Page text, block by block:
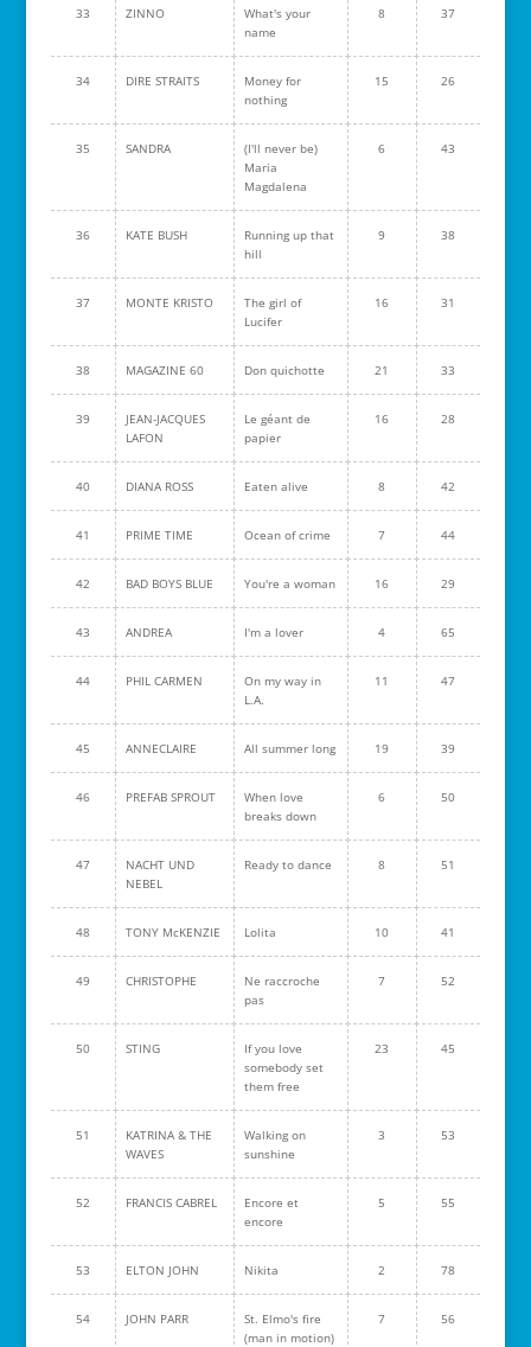
33 ZINNO
What's your
name
8 37
34 DIRE STRAITS
Money for
nothing
15 26
35 SANDRA
(I'll never be)
Maria
Magdalena
6 43
36 KATE BUSH
Running up that
hill
9 38
37 MONTE KRISTO
The girl of
Lucifer
16 31
38 MAGAZINE 60 Don quichotte 21 33
39
JEAN-JACQUES
LAFON
Le géant de
papier
16 28
40 DIANA ROSS Eaten alive 8 42
41 PRIME TIME Ocean of crime 7 44
42 BAD BOYS BLUE You're a woman 16 29
43 ANDREA I'm a lover 4 65
44 PHIL CARMEN
On my way in
L.A.
11 47
45 ANNECLAIRE All summer long 19 39
46 PREFAB SPROUT
When love
breaks down
6 50
47
NACHT UND
NEBEL
Ready to dance 8 51
48 TONY McKENZIE Lolita 10 41
49 CHRISTOPHE
Ne raccroche
pas
7 52
50 STING
If you love
somebody set
them free
23 45
51
KATRINA & THE
WAVES
Walking on
sunshine
3 53
52 FRANCIS CABREL
Encore et
encore
5 55
53 ELTON JOHN Nikita 2 78
54 JOHN PARR
St. Elmo's fire
(man in motion)
7 56